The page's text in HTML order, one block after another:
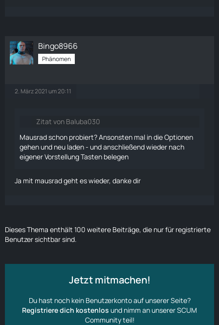
Bingo8966
Phänomen
2. März 2021 um 20:11
Zitat von Baluba030
Mausrad schon probiert? Ansonsten mal in die Optionen
gehen und neu laden - und anschließend wieder nach
eigener Vorstellung Tasten belegen
Ja mit mausrad geht es wieder, danke dir
Dieses Thema enthält 100 weitere Beiträge, die nur für registrierte
Benutzer sichtbar sind.
Jetzt mitmachen!
Du hast noch kein Benutzerkonto auf unserer Seite?
Registriere dich kostenlos und nimm an unserer SCUM
Community teil!